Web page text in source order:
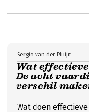
Wat
De acht
verschil
Sergio van der Pluijm
Wat doen